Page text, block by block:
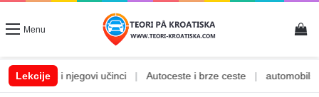
Menu
Lekcije
Alkohol i njegovi učinci Autoceste i brze ceste